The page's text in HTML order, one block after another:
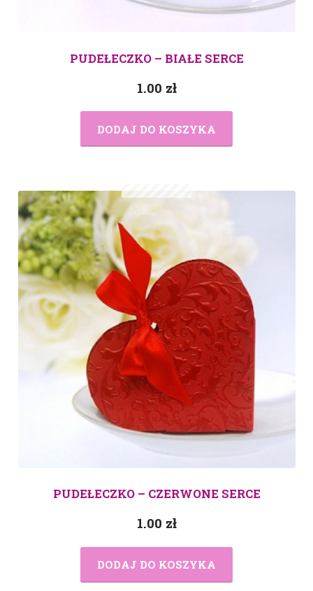
PUDEŁECZKO – BIAŁE SERCE
1.00 zł
DODAJ DO KOSZYKA
PUDEŁECZKO – CZERWONE SERCE
1.00 zł
DODAJ DO KOSZYKA